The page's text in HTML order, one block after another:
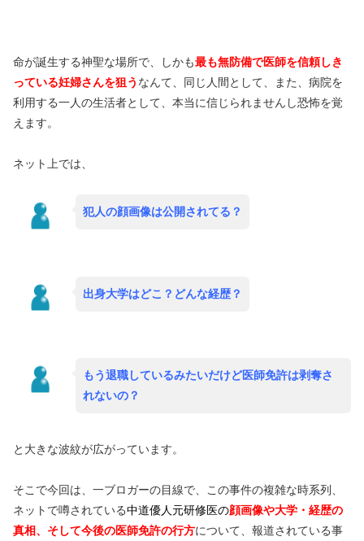
命が誕生する神聖な場所で、しかも最も無防備で医師を信頼しき
っている妊婦さんを狙う なんて、同じ人間として、また、病院を
利用する一人の生活者として、本当に信じられませんし恐怖を覚
えます。
ネット上では、
犯人の顔画像は公開されてる？
出身大学はどこ？どんな経歴？
もう退職しているみたいだけど医師免許は剥奪さ
れないの？
と大きな波紋が広がっています。
そこで今回は、一ブロガーの目線で、この事件の複雑な時系列、
ネットで噂されている中道優人元研修医の顔画像や大学・経歴の
真相、そして今後の医師免許の行方について、報道されている事